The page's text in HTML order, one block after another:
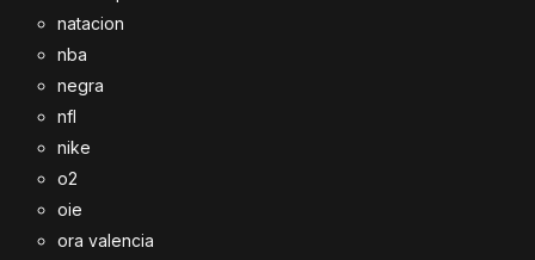
natacion
nba
negra
nfl
nike
o2
oie
ora valencia